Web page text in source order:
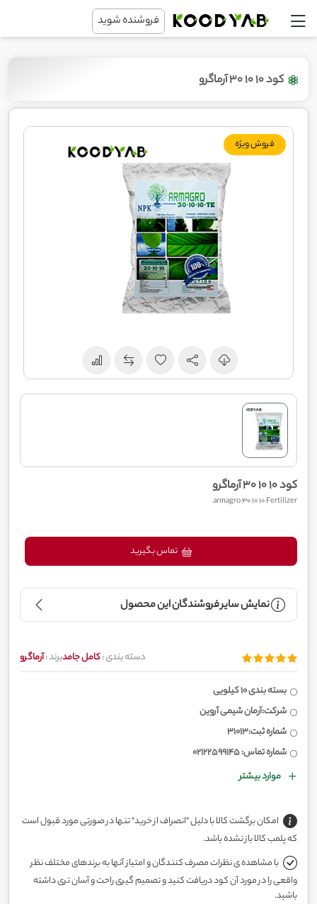
فروشنده شوید
کود 10 10 30 آرماگرو
فروش ویژه
کود 10 10 30 آرماگرو
armagro 30 10 10 Fertilizer
نمایش سایر فروشندگان این محصول
دسته بندی :کامل جامدبرند :آرماگرو
بسته بندی 10 کیلویی
شرکت:آرمان شیمی آروین
شماره ثبت:31013
شماره تماس: 02122599145
موارد بیشتر
امکان برگشت کالا با دلیل "انصراف از خرید" تنها در صورتی مورد قبول است
که پلمب کالا باز نشده باشد.
با مشاهده ی نظرات مصرف کنندگان و امتیاز آنها به برندهای مختلف نظر
واقعی را در مورد آن کود دریافت کنید و تصمیم گیری راحت و آسان تری داشته
باشید.